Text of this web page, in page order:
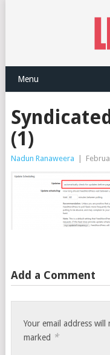
Menu
(1)
Nadun Ranaweera
Add a Comment
Your email address
marked *